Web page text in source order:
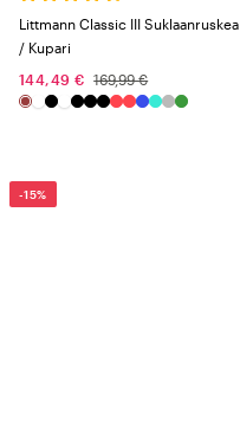
Littmann Classic III Suklaanruskea
/ Kupari
144,49 € 169,99 €
-15%